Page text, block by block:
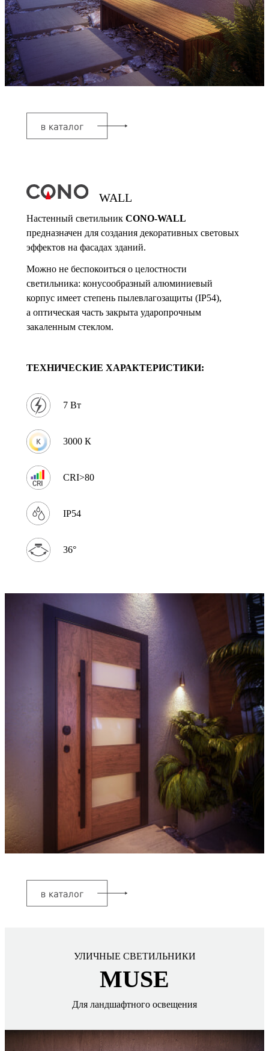
WALL
Настенный светильник CONO-WALL
предназначен для создания декоративных световых
эффектов на фасадах зданий.
Можно не беспокоиться о целостности
светильника: конусообразный алюминиевый
корпус имеет степень пылевлагозащиты (IP54),
а оптическая часть закрыта ударопрочным
закаленным стеклом.
ТЕХНИЧЕСКИЕ ХАРАКТЕРИСТИКИ:
7 Вт
3000 К
CRI>80
IP54
36°
УЛИЧНЫЕ СВЕТИЛЬНИКИ
MUSE
Для ландшафтного освещения